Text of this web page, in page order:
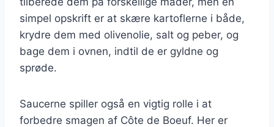
simpel opskrift er at skære kartoflerne i både,
krydre dem med olivenolie, salt og peber, og
bage dem i ovnen, indtil de er gyldne og
sprøde.
Saucerne spiller også en vigtig rolle i at
forbedre smagen af Côte de Boeuf. Her er